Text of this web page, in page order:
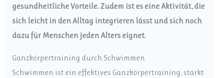
gesundheitliche Vorteile. Zudem ist es eine Aktivität, die
sich leicht in den Alltag integrieren lässt und sich noch
dazu für Menschen jeden Alters eignet.
Ganzkörpertraining durch Schwimmen
Schwimmen ist ein effektives Ganzkörpertraining, stärkt